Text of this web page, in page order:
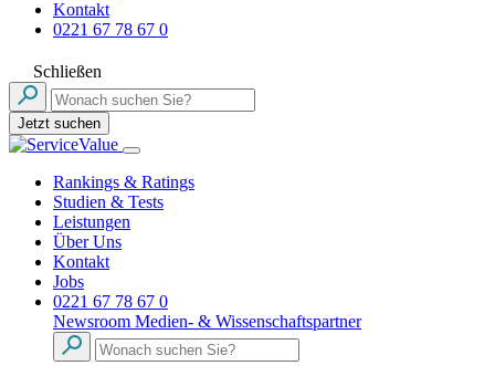
Kontakt
0221 67 78 67 0
Schließen
Jetzt suchen
Rankings & Ratings
Studien & Tests
Leistungen
Über Uns
Kontakt
Jobs
0221 67 78 67 0
Newsroom Medien- & Wissenschaftspartner